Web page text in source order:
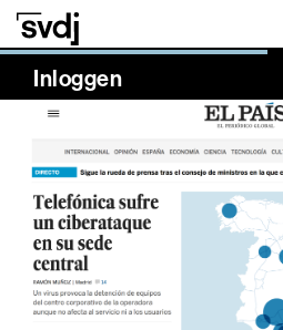
Naar hoofdinhoud
Inloggen
NaN%